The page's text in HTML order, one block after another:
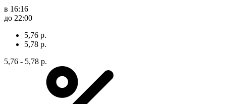
в 16:16
до 22:00
5,76 р.
5,78 р.
5,76 - 5,78 р.